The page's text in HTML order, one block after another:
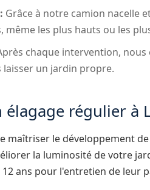
Grâce à notre camion nacelle
même les plus hauts ou les
chaque intervention,
un jardin propre.
élagage régulier à
maîtriser le développement
la luminosité de votre
ans pour l'entretien de leur